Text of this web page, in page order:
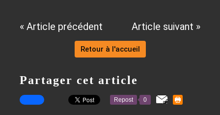
« Article précédent Article suivant »
Retour à l'accueil
Partager cet article
Repost 0